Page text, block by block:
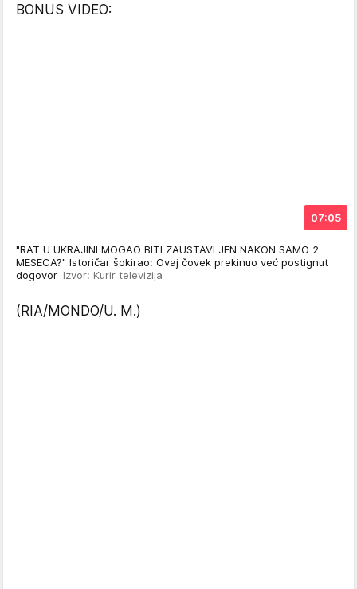
BONUS VIDEO:
07:05
"RAT U UKRAJINI MOGAO BITI ZAUSTAVLJEN NAKON SAMO 2
MESECA?" Istoričar šokirao: Ovaj čovek prekinuo već postignut
dogovor Izvor: Kurir televizija
(RIA/MONDO/U. M.)